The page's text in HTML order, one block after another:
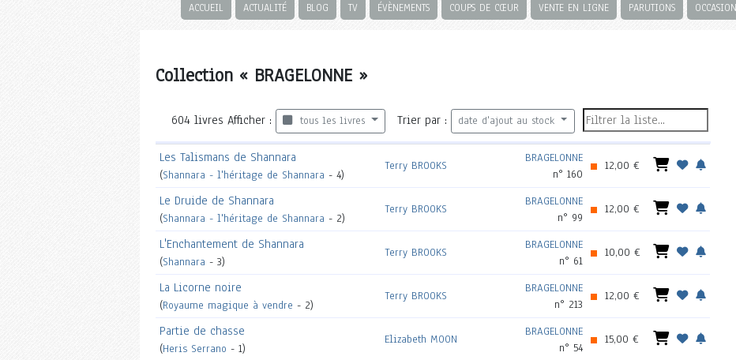
ACCUEIL ACTUALITÉ BLOG TV ÉVÈNEMENTS COUPS DE CŒUR VENTE EN LIGNE PARUTIONS
Collection « BRAGELONNE »
604livres Afficher : tous les livres Trier par : date d'ajout au stock
Les Talismans de Shannara
(Shannara - l'héritage de Shannara - 4)
Terry BROOKS
BRAGELONNE
n° 160
12,00 €
Le Druide de Shannara
(Shannara - l'héritage de Shannara - 2)
Terry BROOKS
BRAGELONNE
n° 99
12,00 €
L'Enchantement de Shannara
(Shannara - 3)
Terry BROOKS
BRAGELONNE
n° 61
10,00 €
La Licorne noire
(Royaume magique à vendre - 2)
Terry BROOKS
BRAGELONNE
n° 213
12,00 €
Partie de chasse
(Heris Serrano - 1)
Elizabeth MOON
BRAGELONNE
n° 54
15,00 €